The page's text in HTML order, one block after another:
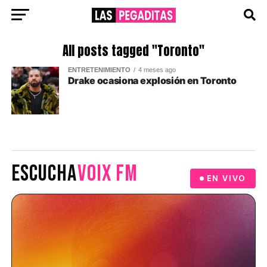
All posts tagged "Toronto"
ENTRETENIMIENTO 4 meses ago
Drake ocasiona explosión en Toronto
ESCUCHAVOIX FM EN VIVO